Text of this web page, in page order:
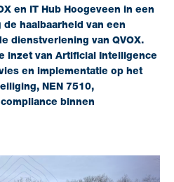
en IT Hub Hoogeveen in een
haalbaarheid van een
dienstverlening van QVOX.
inzet van Artificial Intelligence
en implementatie op het
NEN 7510,
binnen